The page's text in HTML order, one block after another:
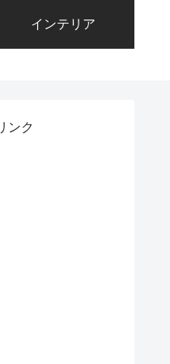
インテリア
ンク